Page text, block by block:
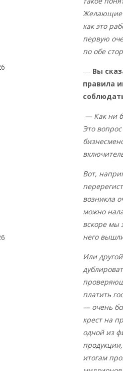
Желающие
как это
первую
по обе
— Вы
правила
— Как ни
Это
Вот,
возникла
можно
вскоре мы
него
Или
платить
— очень
крест на
одной из
итогам